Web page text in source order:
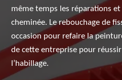
même temps les réparations
cheminée. Le rebouchage de
occasion pour refaire la
de cette entreprise pour
l’habillage.